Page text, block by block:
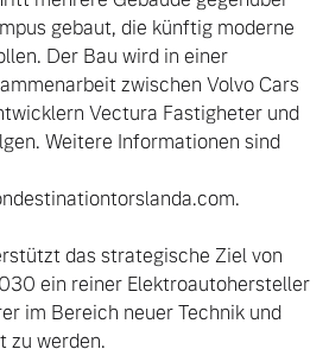
gebaut, die künftig moderne
Der Bau wird in einer
zwischen Volvo Cars
Vectura Fastigheter und
Weitere Informationen sind
ein reiner Elektroautohersteller
im Bereich neuer Technik und
zu werden.